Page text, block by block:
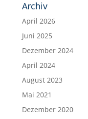
Archiv
April 2026
Juni 2025
Dezember 2024
April 2024
August 2023
Mai 2021
Dezember 2020